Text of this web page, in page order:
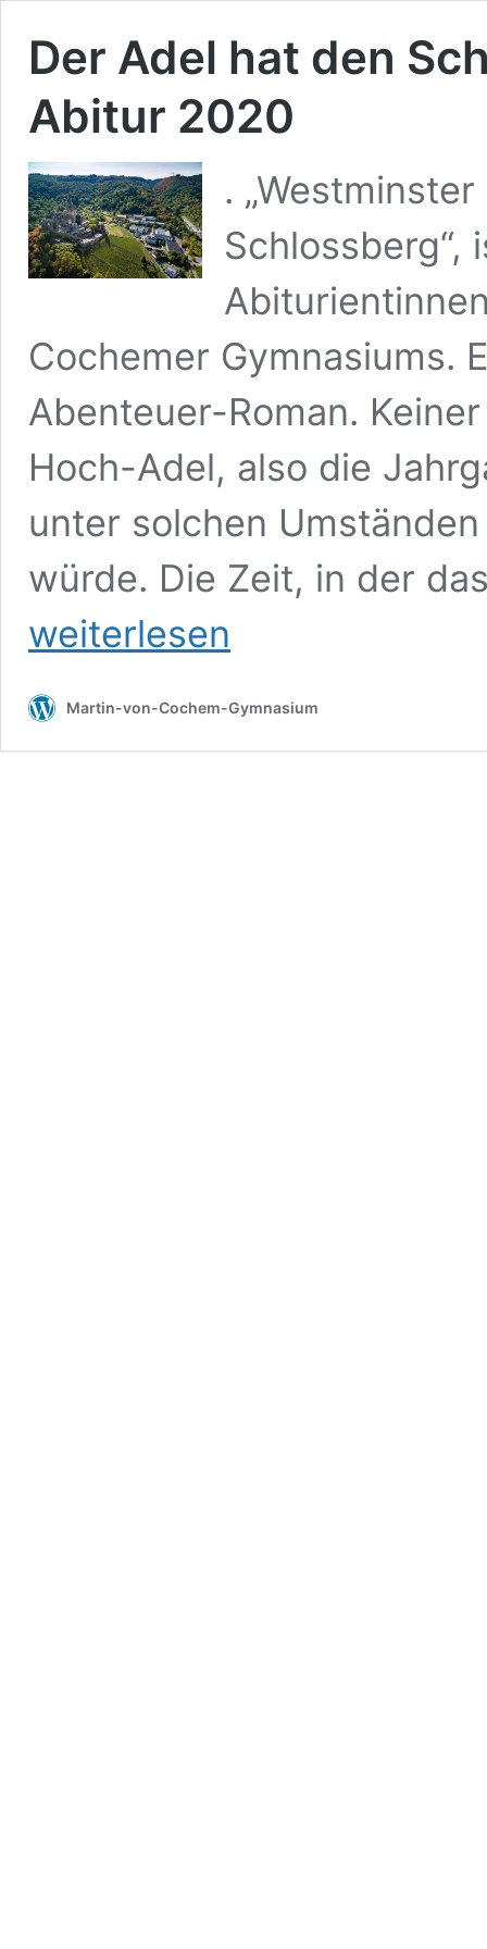
Der Adel hat den
Abitur 2020
.
Cochemer Gymnasiums.
Abenteuer-Roman.
Hoch-Adel, also die
unter solchen
würde. Die Zeit, in der
weiterlesen
Martin-von-Cochem-Gymnasium